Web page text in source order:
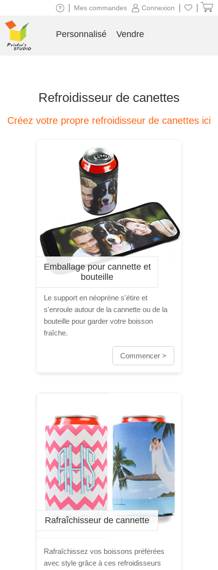
Refroidisseur de canettes
Créez votre propre refroidisseur de canettes ici
Emballage pour cannette et
bouteille
Le support en néoprène s'étire et
s'enroule autour de la cannette ou de la
bouteille pour garder votre boisson
fraîche.
Commencer >
Rafraîchisseur de cannette
Rafraîchissez vos boissons préférées
avec style grâce à ces refroidisseurs
Connexion
Mes commandes
Personnalisé Vendre